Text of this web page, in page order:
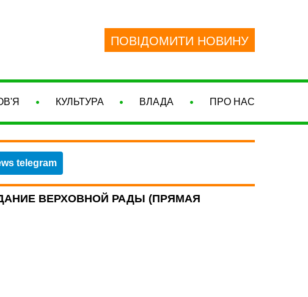
ПОВІДОМИТИ НОВИНУ
КУЛЬТУРА ВЛАДА ПРО НАС
telegram
ВЕРХОВНОЙ РАДЫ (ПРЯМАЯ